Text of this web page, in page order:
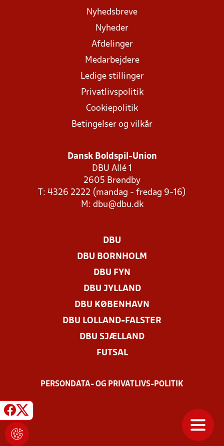
Nyhedsbreve
Nyheder
Afdelinger
Medarbejdere
Ledige stillinger
Privatlivspolitik
Cookiepolitik
Betingelser og vilkår
Dansk Boldspil-Union
DBU Allé 1
2605 Brøndby
T: 4326 2222 (mandag - fredag 9-16)
M: dbu@dbu.dk
DBU
DBU BORNHOLM
DBU FYN
DBU JYLLAND
DBU KØBENHAVN
DBU LOLLAND-FALSTER
DBU SJÆLLAND
FUTSAL
PERSONDATA- OG PRIVATLIVS-POLITIK